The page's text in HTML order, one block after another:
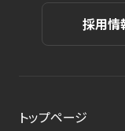
採用情
トップページ